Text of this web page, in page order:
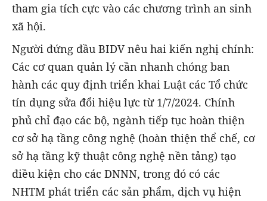
tham gia tích cực vào các chương trình an sinh
xã hội.
Người đứng đầu BIDV nêu hai kiến nghị chính:
Các cơ quan quản lý cần nhanh chóng ban
hành các quy định triển khai Luật các Tổ chức
tín dụng sửa đổi hiệu lực từ 1/7/2024. Chính
phủ chỉ đạo các bộ, ngành tiếp tục hoàn thiện
cơ sở hạ tầng công nghệ (hoàn thiện thể chế, cơ
sở hạ tầng kỹ thuật công nghệ nền tảng) tạo
điều kiện cho các DNNN, trong đó có các
NHTM phát triển các sản phẩm, dịch vụ hiện